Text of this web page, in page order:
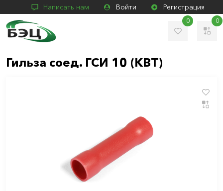
Написать нам Войти Регистрация
0 0
Гильза соед. ГСИ 10 (КВТ)